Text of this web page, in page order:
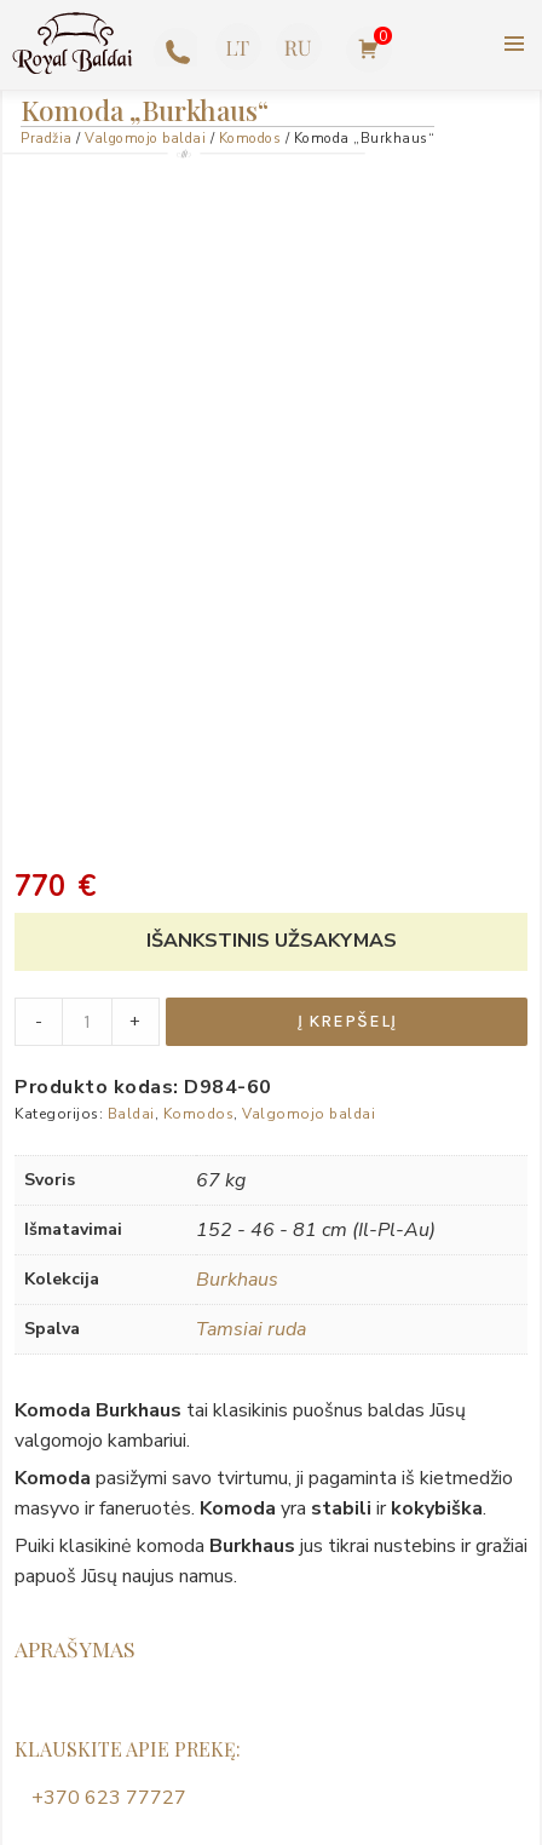
Pereiti
prie
turinio
ROYAL BALDAI |
AMERIKIETIŠKI ASHLEY
+370
623
0
Komoda „Burkhaus“
Pradžia /Valgomojo baldai / Komodos / Komoda „Burkhaus“
770 €
IŠANKSTINIS UŽSAKYMAS
„Burkhaus“
- + Į KREPŠELĮ
Produkto kodas: D984-60
Kategorijos: Baldai, Komodos, Valgomojo baldai
Svoris 67 kg
Išmatavimai 152 - 46 - 81 cm (Il-Pl-Au)
Kolekcija Burkhaus
Spalva Tamsiai ruda
Komoda Burkhaus tai klasikinis puošnus baldas Jūsų
valgomojo kambariui.
Komoda pasižymi savo tvirtumu, ji pagaminta iš kietmedžio
masyvo ir faneruotės. Komoda yra stabili irkokybiška.
Puiki klasikinė komoda Burkhaus jus tikrai nustebins ir gražiai
papuoš Jūsų naujus namus.
APRAŠYMAS
KLAUSKITE APIE PREKĘ:
+370 623 77727